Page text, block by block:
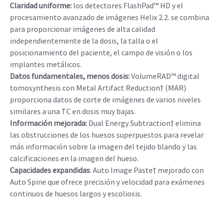
Claridad uniforme: los detectores FlashPad™ HD y el
procesamiento avanzado de imágenes Helix 2.2. se combina
para proporcionar imágenes de alta calidad
independientemente de la dosis, la talla o el
posicionamiento del paciente, el campo de visión o los
implantes metálicos.
Datos fundamentales, menos dosis:VolumeRAD™ digital
tomosynthesis con Metal Artifact Reduction† (MAR)
proporciona datos de corte de imágenes de varios niveles
similares a una TC en dosis muy bajas.
Información mejorada: Dual Energy Subtraction† elimina
las obstrucciones de los huesos superpuestos para revelar
más información sobre la imagen del tejido blando y las
calcificaciones en la imagen del hueso.
Capacidades expandidas: Auto Image Paste† mejorado con
Auto Spine que ofrece precisión y velocidad para exámenes
continuos de huesos largos y escoliosis.